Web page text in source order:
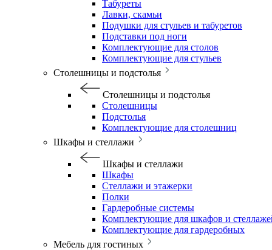
Табуреты
Лавки, скамьи
Подушки для стульев и табуретов
Подставки под ноги
Комплектующие для столов
Комплектующие для стульев
Столешницы и подстолья
Столешницы и подстолья
Столешницы
Подстолья
Комплектующие для столешниц
Шкафы и стеллажи
Шкафы и стеллажи
Шкафы
Стеллажи и этажерки
Полки
Гардеробные системы
Комплектующие для шкафов и
Комплектующие для гардеробных
Мебель для гостиных